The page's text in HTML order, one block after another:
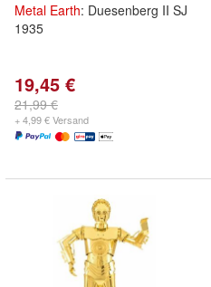
Metal Earth: Duesenberg II SJ
1935
19,45 €
21,99 €
+ 4,99 € Versand